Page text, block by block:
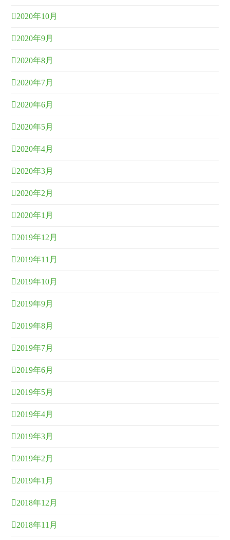
2020年10月
2020年9月
2020年8月
2020年7月
2020年6月
2020年5月
2020年4月
2020年3月
2020年2月
2020年1月
2019年12月
2019年11月
2019年10月
2019年9月
2019年8月
2019年7月
2019年6月
2019年5月
2019年4月
2019年3月
2019年2月
2019年1月
2018年12月
2018年11月